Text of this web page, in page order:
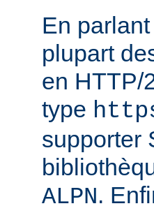
En
plupart
en HTTP/
type
supporter
ALPN.